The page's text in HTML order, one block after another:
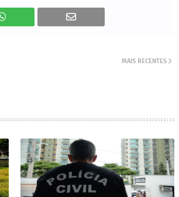
MAIS RECENTES